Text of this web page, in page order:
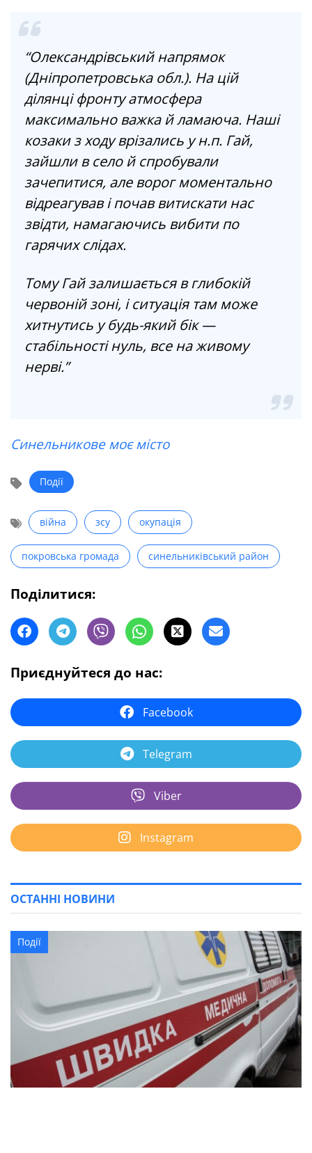
“Олександрівський напрямок
(Дніпропетровська обл.). На цій
ділянці фронту атмосфера
максимально важка й ламаюча. Наші
козаки з ходу врізались у н.п. Гай,
зайшли в село й спробували
зачепитися, але ворог моментально
відреагував і почав витискати нас
звідти, намагаючись вибити по
гарячих слідах.
Тому Гай залишається в глибокій
червоній зоні, і ситуація там може
хитнутись у будь-який бік —
стабільності нуль, все на живому
нерві.”
Синельникове моє місто
Події
війна зсу окупація
покровська громада синельниківський район
Поділитися:
Приєднуйтеся до нас:
Facebook
Telegram
Viber
Instagram
ОСТАННІ НОВИНИ
Події